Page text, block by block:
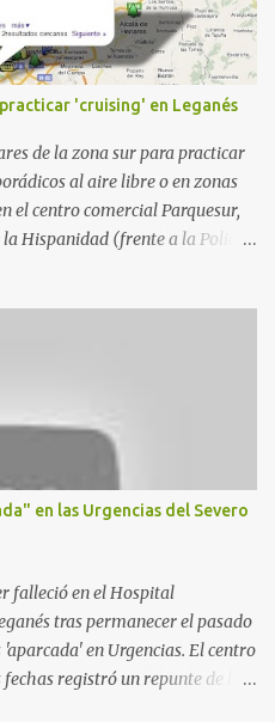
'cruising' en Leganés
de la zona sur para practicar
al aire libre o en zonas
el centro comercial Parquesur,
la Hispanidad (frente a la Policía
entre el estadio y Plaza
Polvoranca, entre Leganés y
la Hispanidad, situado frente a
Chile, 1, y junto al
en las Urgencias del Severo
falleció en el Hospital
tras permanecer el pasado
en Urgencias. El centro
registró un repunte de las